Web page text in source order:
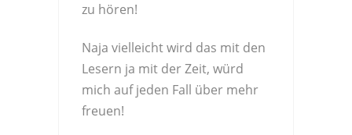
zu hören!
Naja vielleicht wird das mit den
Lesern ja mit der Zeit, würd
mich auf jeden Fall über mehr
freuen!